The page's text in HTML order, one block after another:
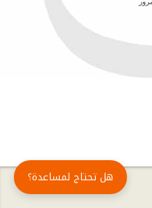
هل تحتاج لمساعدة؟